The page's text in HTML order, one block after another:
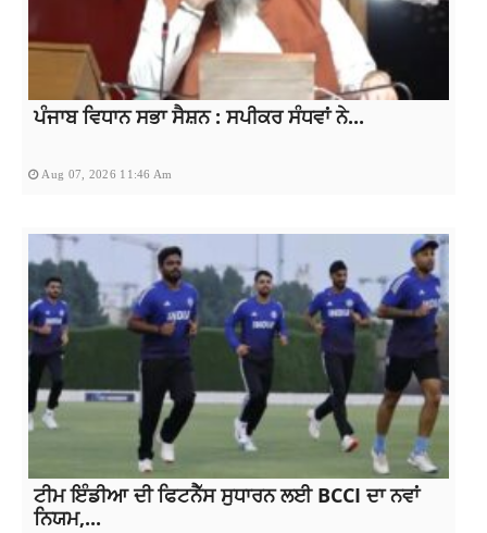
ਪੰਜਾਬ ਵਿਧਾਨ ਸਭਾ ਸੈਸ਼ਨ : ਸਪੀਕਰ ਸੰਧਵਾਂ ਨੇ...
Aug 07, 2026 11:46 Am
ਟੀਮ ਇੰਡੀਆ ਦੀ ਫਿਟਨੈੱਸ ਸੁਧਾਰਨ ਲਈ BCCI ਦਾ ਨਵਾਂ
ਨਿਯਮ,...